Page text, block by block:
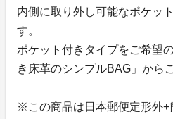
内側に取り外し可能なポケッ
す。
ポケット付きタイプをご希望
き床革のシンプルBAG」から
※この商品は日本郵便定形外+